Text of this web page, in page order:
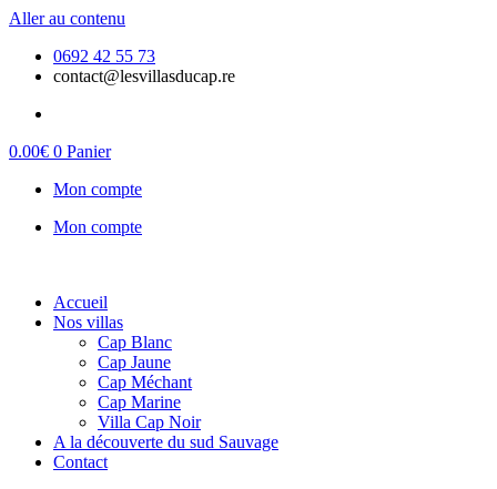
Aller au contenu
0692 42 55 73
contact@lesvillasducap.re
0.00€ 0 Panier
Mon compte
Mon compte
Accueil
Nos villas
Cap Blanc
Cap Jaune
Cap Méchant
Cap Marine
Villa Cap Noir
A la découverte du sud Sauvage
Contact